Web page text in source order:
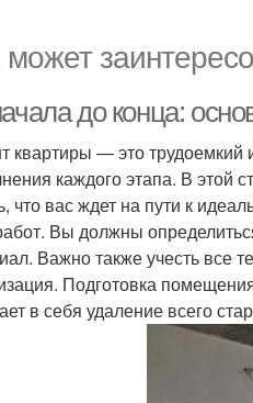
до конца:
квартиры — это трудоемкий
каждого этапа. В этой
что вас ждет на пути к
Вы должны
Важно также учесть все
Подготовка
в себя удаление всего